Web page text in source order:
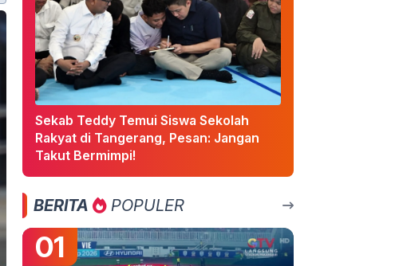
Sekab Teddy Temui Siswa Sekolah
Rakyat di Tangerang, Pesan: Jangan
Takut Bermimpi!
BERITA POPULER
01